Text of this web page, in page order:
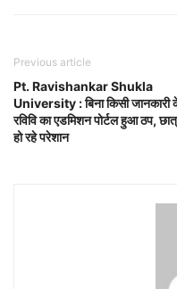
Previous article
Pt. Ravishankar Shukla
University : बिना किसी जानकारी
रविवि का एडमिशन पोर्टल हुआ ठप,
हो रहे परेशान